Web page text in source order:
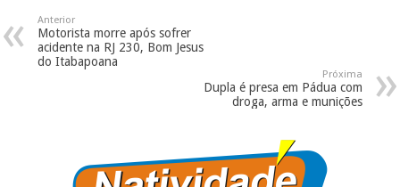
Anterior
Motorista morre após sofrer
acidente na RJ 230, Bom Jesus
do Itabapoana
Próxima
Dupla é presa em Pádua com
droga, arma e munições